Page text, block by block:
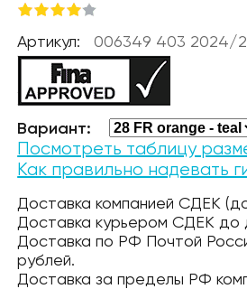
Артикул: 006349 403 2024/
Вариант:
Посмотреть таблицу
Как правильно надевать
Доставка компанией СДЕК
Доставка курьером СДЕК до
Доставка по РФ Почтой
рублей.
Доставка за пределы РФ